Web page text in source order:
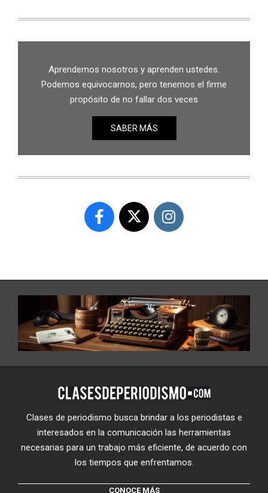
Aprendemos nosotros y aprenden ustedes.
Podemos equivocarnos, pero tenemos el firme
propósito de no fallar dos veces
SABER MÁS
Clases de periodismo busca brindar a los periodistas e
interesados en la comunicación las herramientas
necesarias para un trabajo más eficiente, de acuerdo con
los tiempos que enfrentamos.
CONOCE MÁS